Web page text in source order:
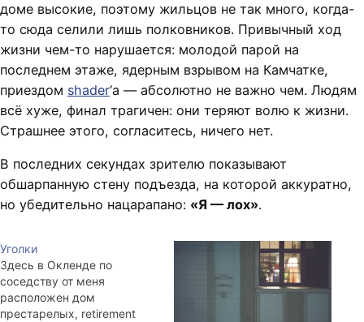
доме высокие, поэтому жильцов не так много, когда-
то сюда селили лишь полковников. Привычный ход
жизни чем-то нарушается: молодой парой на
последнем этаже, ядерным взрывом на Камчатке,
приездом shader‘а — абсолютно не важно чем. Людям
всё хуже, финал трагичен: они теряют волю к жизни.
Страшнее этого, согласитесь, ничего нет.
В последних секундах зрителю показывают
обшарпанную стену подъезда, на которой аккуратно,
но убедительно нацарапано: «Я — лох».
Уголки
Здесь в Окленде по
соседству от меня
расположен дом
престарелых, retirement